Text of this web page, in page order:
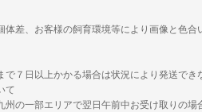
体差、お客様の飼育環境等により画像と色
で７日以上かかる場合は状況により発送でき
て
州の一部エリアで翌日午前中お受け取りの場